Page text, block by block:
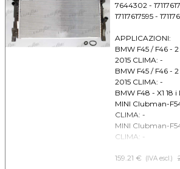
7644302 -
17117617595 -
APPLICAZIONI:
BMW F45 / F46 - 2
2015 CLIMA: -
BMW F45 / F46 - 2
2015 CLIMA: -
BMW F48 - X1 18
MINI Clubman-
CLIMA: -
MINI Clubman-
CLIMA: -
DAL: 2016 CLIMA:
159.21 € (IVA escl.)